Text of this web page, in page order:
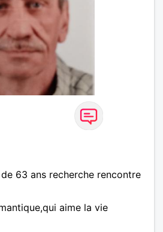
63 ans recherche rencontre
aime la vie